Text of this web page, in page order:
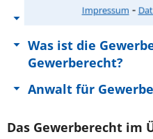
Impressum ⁃
Das
Was ist die
Gewerberecht?
Anwalt für
Das Gewerberecht im